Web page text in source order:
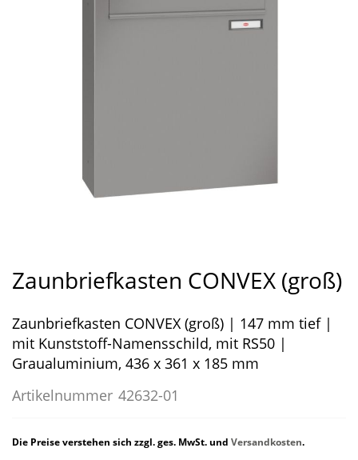
der
springen
Zaunbriefkasten CONVEX (groß)
Zaunbriefkasten CONVEX (groß) | 147 mm tief |
mit Kunststoff-Namensschild, mit RS50 |
Graualuminium, 436 x 361 x 185 mm
Artikelnummer 42632-01
Die Preise verstehen sich zzgl. ges. MwSt. und Versandkosten.